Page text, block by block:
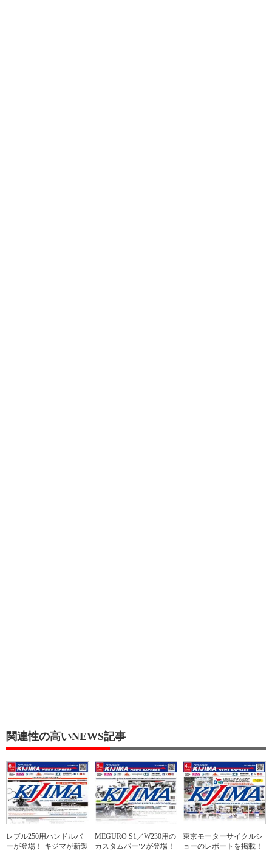
関連性の高いNEWS記事
レブル250用ハンドルバ
ーが登場！ キジマが新製
MEGURO S1／W230用の
カスタムパーツが登場！
東京モーターサイクルシ
ョーのレポートを掲載！